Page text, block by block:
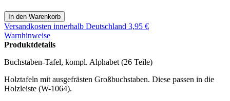
Versandkosten innerhalb Deutschland 3,95 €
Warnhinweise
Produktdetails
Buchstaben-Tafel, kompl. Alphabet (26 Teile)
Holztafeln mit ausgefrästen Großbuchstaben. Diese passen in die
Holzleiste (W-1064).